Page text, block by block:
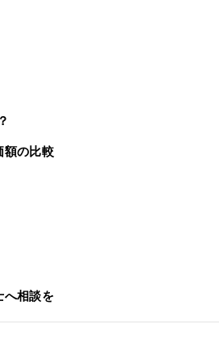
額の比較
へ相談を